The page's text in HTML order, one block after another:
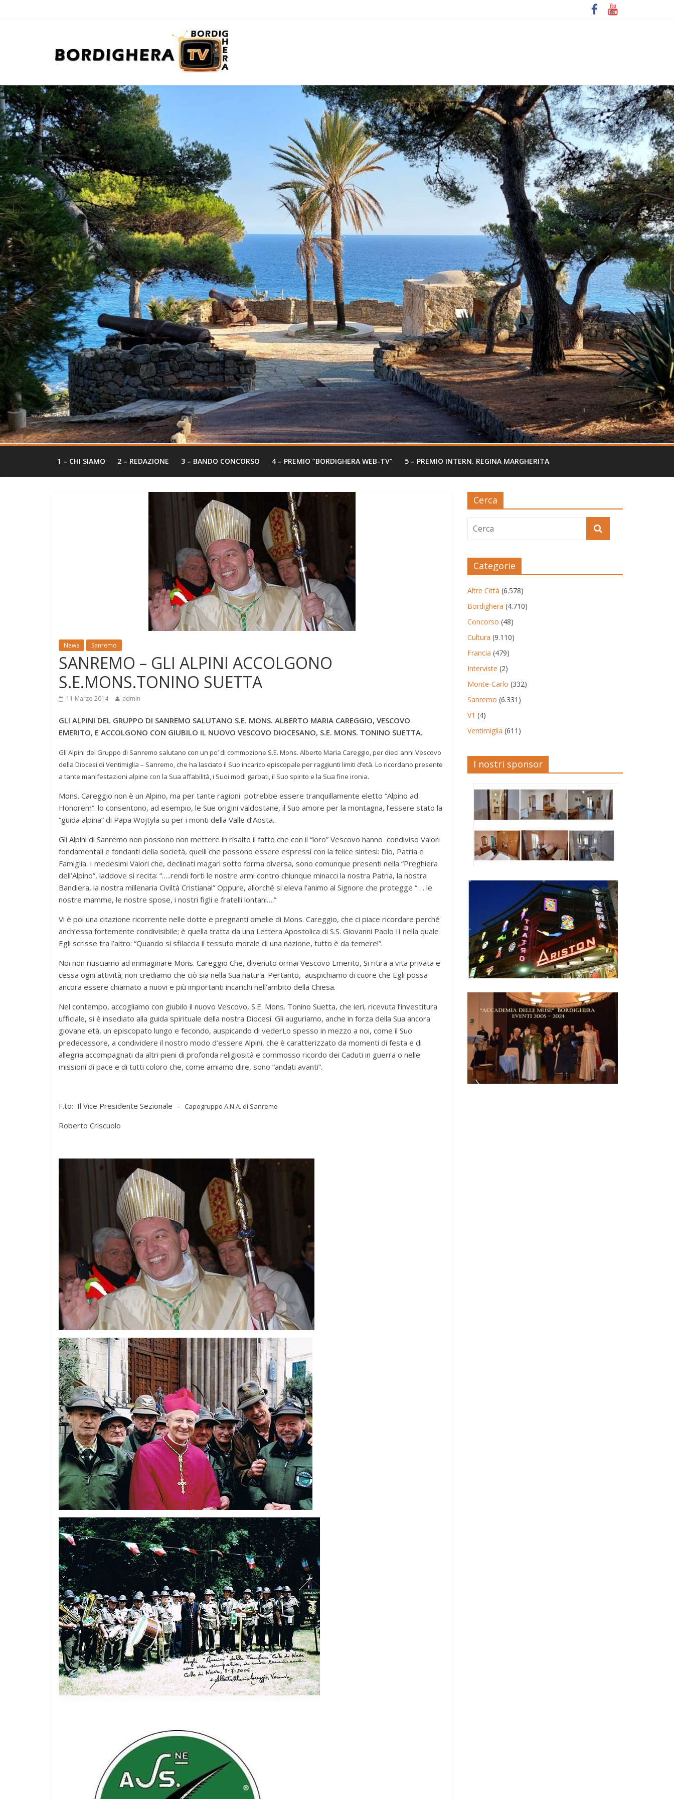
1 – CHI SIAMO 2 – REDAZIONE 3 – BANDO CONCORSO 4 – PREMIO “BORDIGHERA WEB-TV” 5 – PREMIO INTERN. REGINA MARGHERITA
News Sanremo
SANREMO – GLI ALPINI ACCOLGONO
S.E.MONS.TONINO SUETTA
11 Marzo 2014 admin
GLI ALPINI DEL GRUPPO DI SANREMO SALUTANO S.E. MONS. ALBERTO MARIA CAREGGIO, VESCOVO
EMERITO, E ACCOLGONO CON GIUBILO IL NUOVO VESCOVO DIOCESANO, S.E. MONS. TONINO SUETTA.
Gli Alpini del Gruppo di Sanremo salutano con un po’ di commozione S.E. Mons. Alberto Maria Careggio, per dieci anni Vescovo
della Diocesi di Ventimiglia – Sanremo, che ha lasciato il Suo incarico episcopale per raggiunti limiti d’età. Lo ricordano presente
a tante manifestazioni alpine con la Sua affabilità, i Suoi modi garbati, il Suo spirito e la Sua fine ironia.
Mons. Careggio non è un Alpino, ma per tante ragioni potrebbe essere tranquillamente eletto “Alpino ad
Honorem”: lo consentono, ad esempio, le Sue origini valdostane, il Suo amore per la montagna, l’essere stato la
“guida alpina” di Papa Wojtyla su per i monti della Valle d’Aosta..
Gli Alpini di Sanremo non possono non mettere in risalto il fatto che con il “loro” Vescovo hanno condiviso Valori
fondamentali e fondanti della società, quelli che possono essere espressi con la felice sintesi: Dio, Patria e
Famiglia. I medesimi Valori che, declinati magari sotto forma diversa, sono comunque presenti nella “Preghiera
dell’Alpino”, laddove si recita: “…..rendi forti le nostre armi contro chiunque minacci la nostra Patria, la nostra
Bandiera, la nostra millenaria Civiltà Cristiana!” Oppure, allorché si eleva l’animo al Signore che protegge “…. le
nostre mamme, le nostre spose, i nostri figli e fratelli lontani….”
Vi è poi una citazione ricorrente nelle dotte e pregnanti omelie di Mons. Careggio, che ci piace ricordare perché
anch’essa fortemente condivisibile; è quella tratta da una Lettera Apostolica di S.S. Giovanni Paolo II nella quale
Egli scrisse tra l’altro: “Quando si sfilaccia il tessuto morale di una nazione, tutto è da temere!”.
Noi non riusciamo ad immaginare Mons. Careggio Che, divenuto ormai Vescovo Emerito, Si ritira a vita privata e
cessa ogni attività; non crediamo che ciò sia nella Sua natura. Pertanto, auspichiamo di cuore che Egli possa
ancora essere chiamato a nuovi e più importanti incarichi nell’ambito della Chiesa.
Nel contempo, accogliamo con giubilo il nuovo Vescovo, S.E. Mons. Tonino Suetta, che ieri, ricevuta l’investitura
ufficiale, si è insediato alla guida spirituale della nostra Diocesi. Gli auguriamo, anche in forza della Sua ancora
giovane età, un episcopato lungo e fecondo, auspicando di vederLo spesso in mezzo a noi, come il Suo
predecessore, a condividere il nostro modo d’essere Alpini, che è caratterizzato da momenti di festa e di
allegria accompagnati da altri pieni di profonda religiosità e commosso ricordo dei Caduti in guerra o nelle
missioni di pace e di tutti coloro che, come amiamo dire, sono “andati avanti”.
F.to: Il Vice Presidente Sezionale – Capogruppo A.N.A. di Sanremo
Roberto Criscuolo
Cerca
Categorie
Altre Città (6.578)
Bordighera (4.710)
Concorso (48)
Cultura (9.110)
Francia (479)
Interviste (2)
Monte-Carlo (332)
Sanremo (6.331)
V1 (4)
Ventimiglia (611)
I nostri sponsor